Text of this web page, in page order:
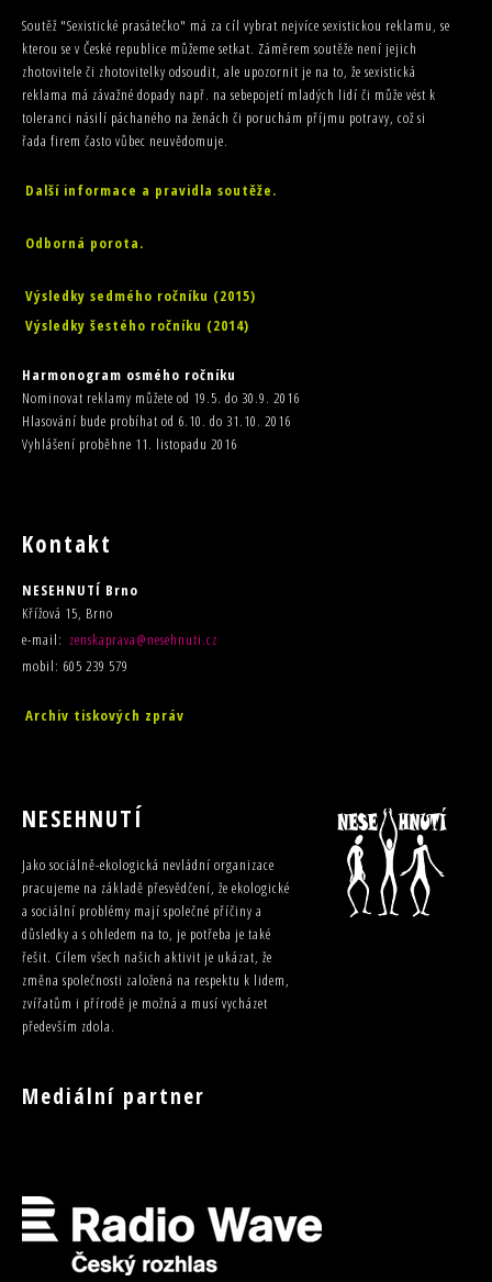
Soutěž "Sexistické prasátečko" má za cíl vybrat nejvíce sexistickou reklamu, se
kterou se v České republice můžeme setkat. Záměrem soutěže není jejich
zhotovitele či zhotovitelky odsoudit, ale upozornit je na to, že sexistická
reklama má závažné dopady např. na sebepojetí mladých lidí či může vést k
toleranci násilí páchaného na ženách či poruchám příjmu potravy, což si
řada firem často vůbec neuvědomuje.
Další informace a pravidla soutěže.
Odborná porota.
Výsledky sedmého ročníku (2015)
Výsledky šestého ročníku (2014)
Harmonogram osmého ročníku
Nominovat reklamy můžete od 19.5. do 30.9. 2016
Hlasování bude probíhat od 6.10. do 31.10. 2016
Vyhlášení proběhne 11. listopadu 2016
Kontakt
NESEHNUTÍ Brno
Křížová 15, Brno
e-mail: zenskaprava@nesehnuti.cz
mobil: 605 239 579
Archiv tiskových zpráv
NESEHNUTÍ
Jako sociálně-ekologická nevládní organizace
pracujeme na základě přesvědčení, že ekologické
a sociální problémy mají společné příčiny a
důsledky a s ohledem na to, je potřeba je také
řešit. Cílem všech našich aktivit je ukázat, že
změna společnosti založená na respektu k lidem,
zvířatům i přírodě je možná a musí vycházet
především zdola.
Mediální partner